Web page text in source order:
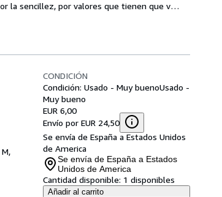
la sencillez, por valores que tienen que v…
M,
CONDICIÓN
Condición: Usado - Muy buenoUsado -
Muy bueno
EUR 6,00
Envío por EUR 24,50
Se envía de España a Estados Unidos
de America
Se envía de España a Estados
Unidos de America
Cantidad disponible: 1 disponibles
Añadir al carrito